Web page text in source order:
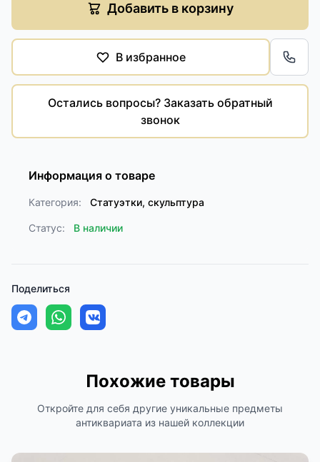
Добавить в корзину
В избранное
Остались вопросы? Заказать обратный
звонок
Информация о товаре
Категория: Статуэтки, скульптура
Статус: В наличии
Поделиться
Похожие товары
Откройте для себя другие уникальные предметы
антиквариата из нашей коллекции